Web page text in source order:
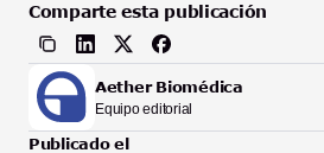
Comparte esta publicación
Aether Biomédica
Equipo editorial
Publicado el